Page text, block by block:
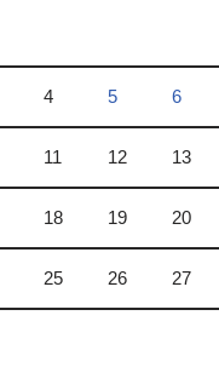
4 5 6
11 12 13
18 19 20
25 26 27